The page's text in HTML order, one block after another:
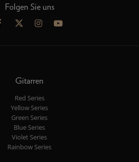
Folgen Sie uns
Gitarren
Red Series
Yellow Series
Green Series
Blue Series
Violet Series
Rainbow Series